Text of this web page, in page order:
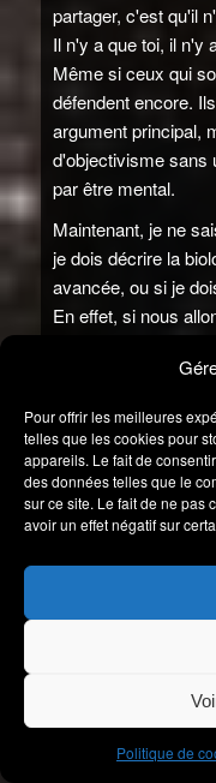
Pour offrir les meilleures
telles que les cookies pour
appareils. Le fait de
des données telles que le
sur ce site. Le fait de ne pas
avoir un effet négatif sur
Politique de
partager, c'est qu'il
Il n'y a que toi, il n'y
Même si ceux qui
défendent encore.
argument principal,
d'objectivisme sans
par être mental.
Maintenant, je ne
je dois décrire la
avancée, ou si je
En effet, si nous
concepts à manier
Robert :Les
Swaruu. S'il te
Swaruu de
peut créer un
génétique d'un être
mais... cela
pour cette espèce
a une vie courte,
d'autres maladies